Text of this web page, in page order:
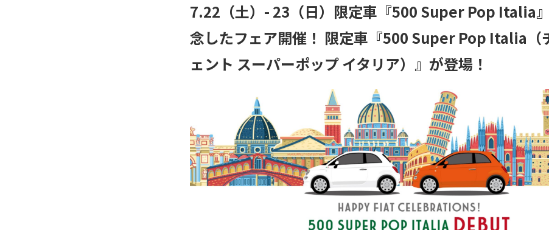
7.22（土）- 23（日）限定車『500 Super Pop Italia
念したフェア開催！ 限定車『500 Super Pop Italia（
ェント スーパーポップ イタリア）』が登場！